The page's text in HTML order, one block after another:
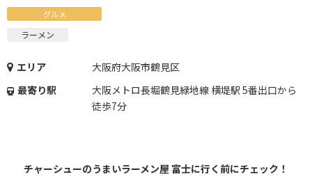
グルメ
ラーメン
エリア
大阪府大阪市鶴見区
最寄り駅
大阪メトロ長堀鶴見緑地線 横堤駅 5番出口から
徒歩7分
チャーシューのうまいラーメン屋 富士に行く前にチェック！